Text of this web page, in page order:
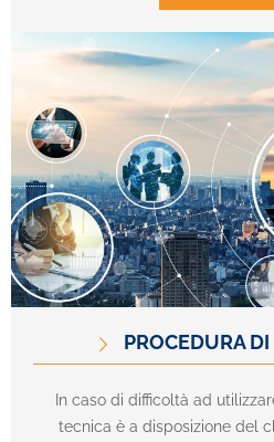
PROCEDURA
In caso di difficoltà ad
tecnica è a disposizione del